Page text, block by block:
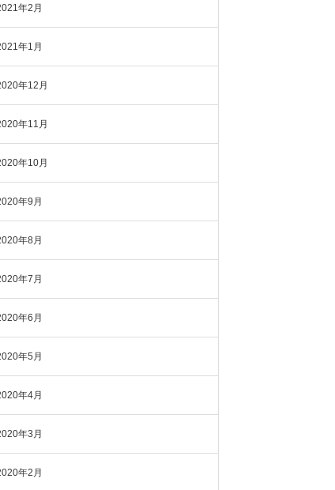
年2月
年1月
年12月
年11月
年10月
年9月
年8月
年7月
年6月
年5月
年4月
年3月
年2月